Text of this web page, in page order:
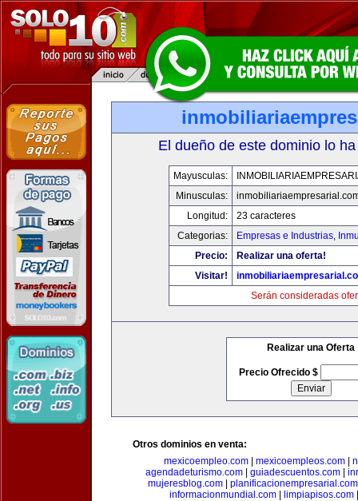
El dueño de este dominio lo
Mayusculas:
Minusculas:
Longitud:
23 caracteres
Categorias:
Empresas e Industrias,
Precio:
Realizar una oferta!
Visitar!
Serán consideradas
Realizar una Oferta
Precio Ofrecido $
Otros dominios en venta:
mexicoempleo.com
mexicoempleos.com
agendadeturismo.com
guiadescuentos.com
mujeresblog.com
planificacionempresarial.com
informacionmundial.com| limpiapisos.com